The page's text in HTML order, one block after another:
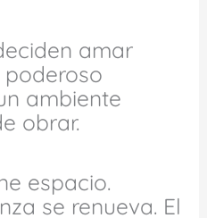
amar
ambiente
obrar.
espacio.
se renueva. El